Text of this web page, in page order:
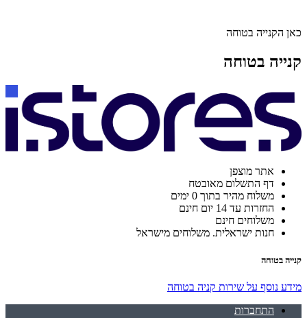
כאן הקנייה בטוחה
קנייה בטוחה
אתר מוצפן
דף התשלום מאובטח
משלוח מהיר בתוך 0 ימים
החזרות עד 14 יום חינם
משלוחים חינם
חנות ישראלית. משלוחים מישראל
קנייה בטוחה
מידע נוסף על שירות קניה בטוחה
התחברות